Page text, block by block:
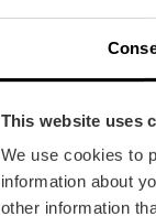
This website uses
We use cookies to
information about
other information